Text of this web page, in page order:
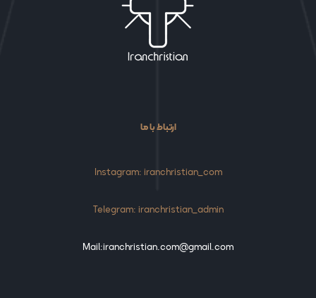
ارتباط با ما
Instagram: iranchristian_com
Telegram: iranchristian_admin
Mail:iranchristian.com@gmail.com